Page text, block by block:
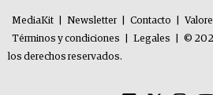
MediaKit Newsletter Contacto
Términos y condiciones
Legales
©
los derechos reservados.